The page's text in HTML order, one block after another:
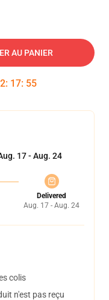
AU PANIER
: 17: 54
17 - Aug. 24
Delivered
Aug. 17 - Aug. 24
colis
n'est pas reçu